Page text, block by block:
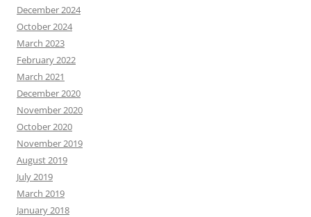
December 2024
October 2024
March 2023
February 2022
March 2021
December 2020
November 2020
October 2020
November 2019
August 2019
July 2019
March 2019
January 2018